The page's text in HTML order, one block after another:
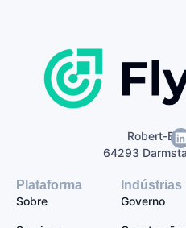
Robert-
64293
Plataforma
Sobre
Indústrias
Governo